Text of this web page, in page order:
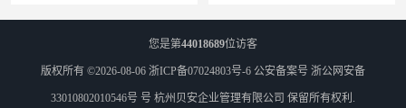
您是第44018689位访客
版权所有 ©2026-08-06 浙ICP备07024803号-6 公安备案号 浙公网安备
33010802010546号 号 杭州贝安企业管理有限公司 保留所有权利.